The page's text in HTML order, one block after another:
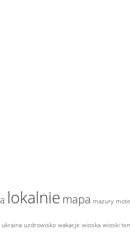
lokalnie mapa mazury
ukraina uzdrowisko wakacje wioska wioski